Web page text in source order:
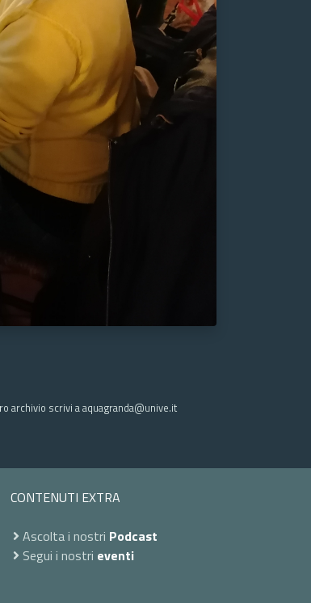
archivio scrivi a aquagranda@unive.it
CONTENUTI EXTRA
Ascolta i nostri Podcast
Segui i nostri eventi